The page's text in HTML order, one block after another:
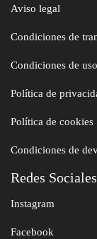
Aviso legal
Condiciones de
Condiciones de uso
Política de
Política de cookies
Condiciones de
Redes Sociales
Instagram
Facebook